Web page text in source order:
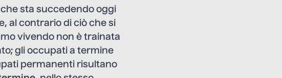
sta succedendo oggi
al contrario di ciò che si
vivendo non è trainata
gli occupati a termine
permanenti risultano